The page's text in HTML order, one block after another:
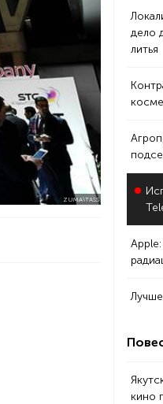
ZUMA\TASS
дело
литья
кино